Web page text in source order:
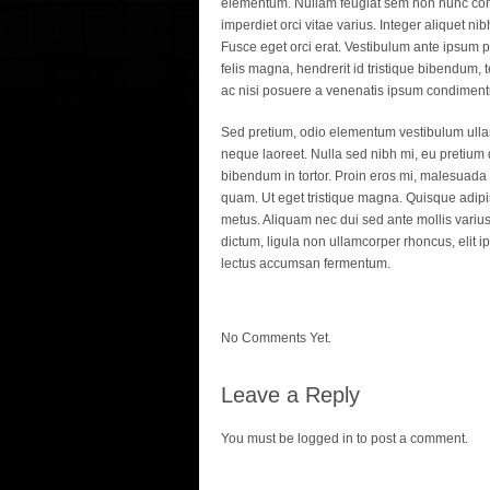
imperdiet orci vitae varius. Integer aliquet
Fusce eget orci erat. Vestibulum ante ipsum
felis magna, hendrerit id tristique bibendum,
ac nisi posuere a venenatis ipsum
Sed pretium, odio elementum vestibulum
neque laoreet. Nulla sed nibh mi, eu
bibendum in tortor. Proin eros mi,
quam. Ut eget tristique magna. Quisque
metus. Aliquam nec dui sed ante mollis
dictum, ligula non ullamcorper rhoncus, elit
lectus accumsan fermentum.
No Comments Yet.
Leave a Reply
You must be logged in to post a comment.